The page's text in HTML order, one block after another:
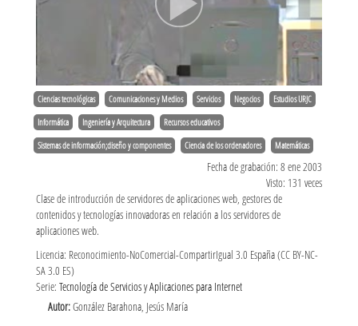
Ciencias tecnológicas Comunicaciones y Medios Servicios Negocios Estudios URJC
Informática Ingeniería y Arquitectura Recursos educativos
Sistemas de información;diseño y componentes Ciencia de los ordenadores Matemáticas
Fecha de grabación: 8 ene 2003
Visto: 131 veces
Clase de introducción de servidores de aplicaciones web, gestores de
contenidos y tecnologías innovadoras en relación a los servidores de
aplicaciones web.
Licencia: Reconocimiento-NoComercial-CompartirIgual 3.0 España (CC BY-NC-
SA 3.0 ES)
Serie: Tecnología de Servicios y Aplicaciones para Internet
Autor:González Barahona, Jesús María